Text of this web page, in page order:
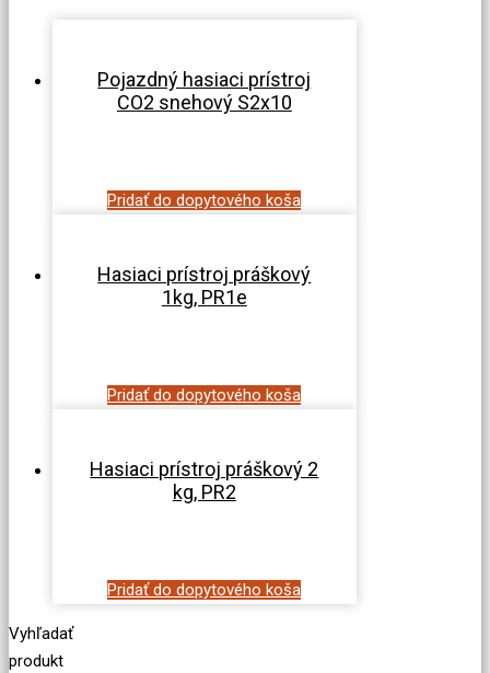
Pojazdný hasiaci prístroj
CO2 snehový S2x10
Pridať do dopytového koša
Hasiaci prístroj práškový
1kg, PR1e
Pridať do dopytového koša
Hasiaci prístroj práškový 2
kg, PR2
Pridať do dopytového koša
Vyhľadať
produkt